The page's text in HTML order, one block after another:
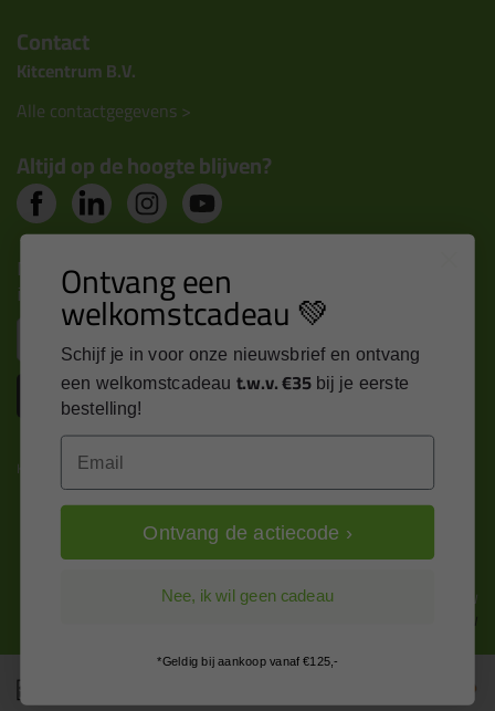
Contact
Kitcentrum B.V.
Alle contactgegevens >
Altijd op de hoogte blijven?
Nieuws, tips en exclusieve deals rechtstreeks in je
inbox
Inschrijven
Kitcentrum is trots op:
Alle prijzen zijn in EURO en excl. 21% BTW
wijzig naar incl. BTW
Ontvang een
welkomstcadeau 💚
Schijf je in voor onze nieuwsbrief en ontvang
een welkomstcadeau t.w.v. €35 bij je eerste
bestelling!
Email
Ontvang de actiecode ›
Nee, ik wil geen cadeau
*Geldig bij aankoop vanaf €125,-